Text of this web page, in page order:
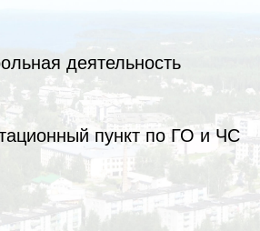
деятельность
пункт по ГО и ЧС